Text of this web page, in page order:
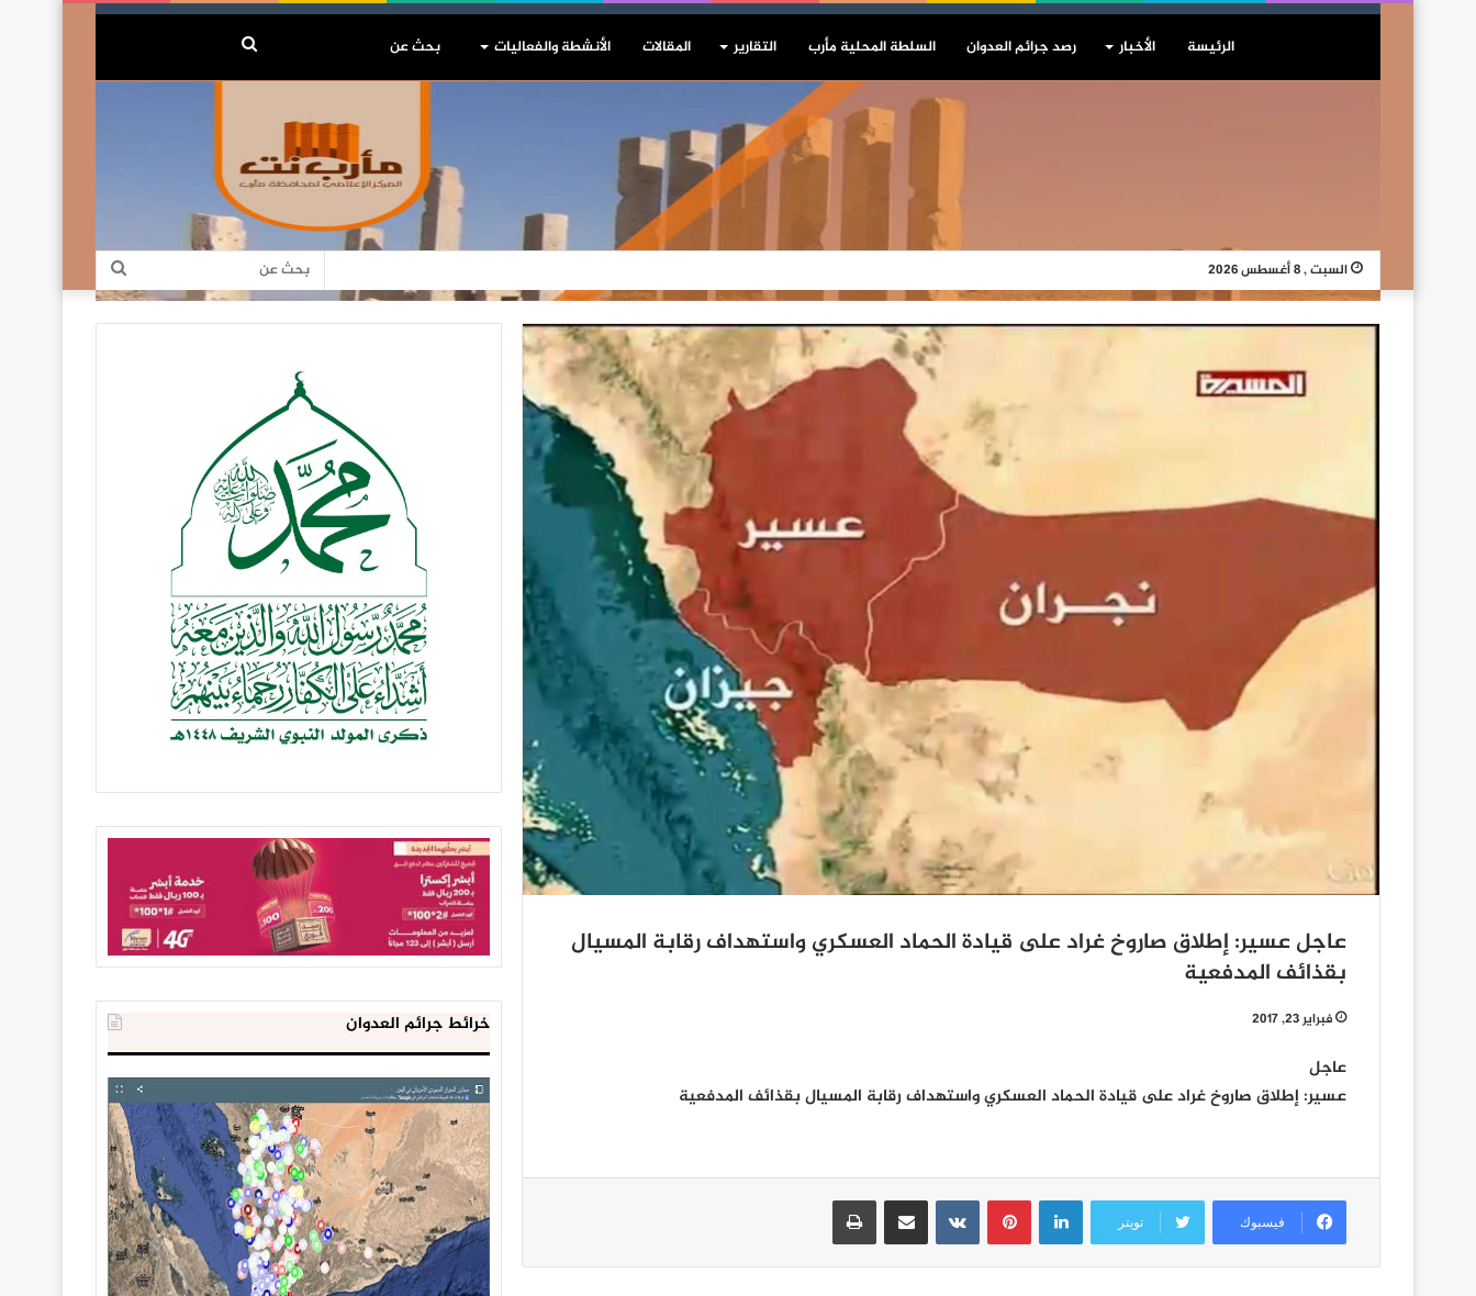
الرئيسة الأخبار رصد جرائم العدوان السلطة المحلية مأرب التقارير المقالات الأنشطة والفعاليات بحث
السبت , 8 أغسطس 2026
بحث
عن
عاجل عسير: إطلاق صاروخ غراد على قيادة الحماد العسكري واستهداف رقابة المسيال
بقذائف المدفعية
فبراير 23, 2017
عاجل
عسير: إطلاق صاروخ غراد على قيادة الحماد العسكري واستهداف رقابة المسيال بقذائف المدفعية
فيسبوك تويتر
لينكدإنبينتيريست مشاركة عبر البريد طباعة
خرائط جرائم العدوان